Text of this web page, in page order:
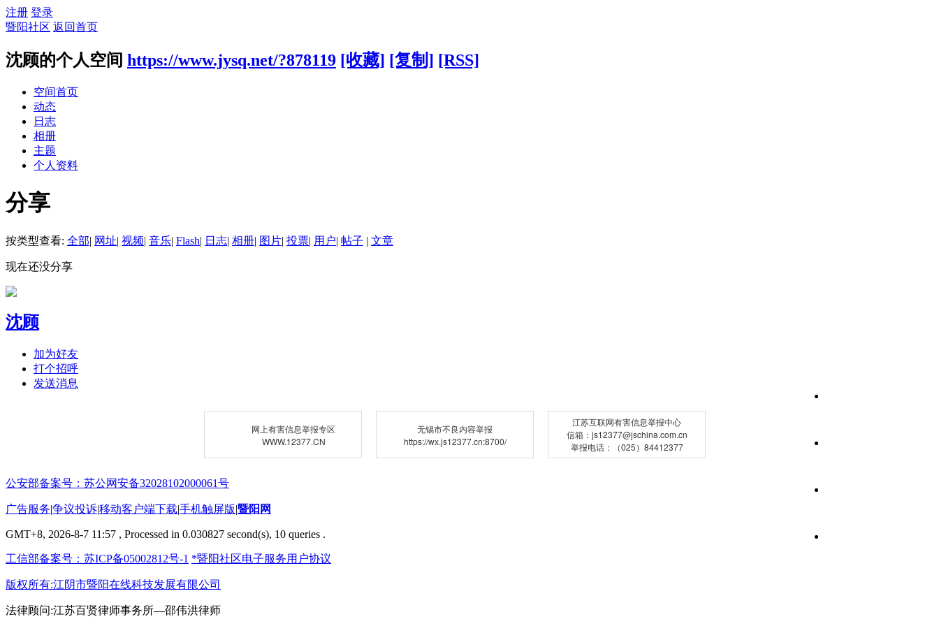
注册 登录
暨阳社区 返回首页
沈顾的个人空间 https://www.jysq.net/?878119 [收藏] [复制] [RSS]
空间首页
动态
日志
相册
主题
个人资料
分享
按类型查看: 全部| 网址| 视频| 音乐| Flash| 日志| 相册| 图片| 投票| 用户| 帖子 | 文章
现在还没分享
沈顾
加为好友
打个招呼
发送消息
网上有害信息举报专区
WWW.12377.CN
无锡市不良内容举报
https://wx.js12377.cn:8700/
江苏互联网有害信息举报中心
信箱：js12377@jschina.com.cn
举报电话：（025）84412377
公安部备案号：苏公网安备32028102000061号
广告服务|争议投诉|移动客户端下载|手机触屏版|暨阳网
GMT+8, 2026-8-7 11:57 , Processed in 0.030827 second(s), 10 queries .
工信部备案号：苏ICP备05002812号-1 *暨阳社区电子服务用户协议
版权所有:江阴市暨阳在线科技发展有限公司
法律顾问:江苏百贤律师事务所—邵伟洪律师